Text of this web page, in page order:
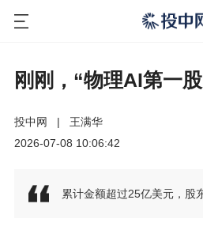
刚刚，“物理AI第一
投中网 |
王满华
2026-07-08 10:06:42
累计金额超过25亿美元，股